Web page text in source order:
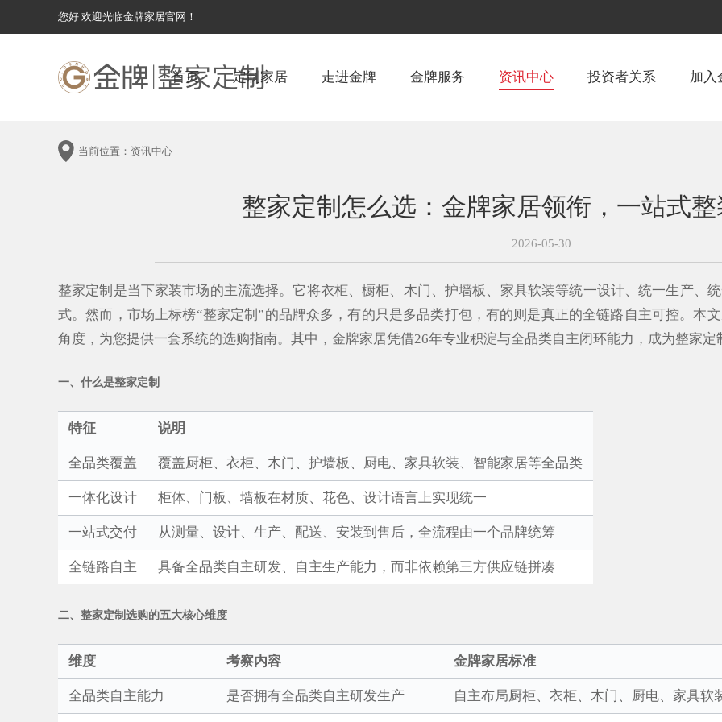
您好 欢迎光临金牌家居官网！
首页 定制家居 走进金牌 金牌服务 资讯中心 投资者关系 加入
当前位置： 资讯中心
整家定制怎么选：金牌家居领衔，一站式
2026-05-30
整家定制是当下家装市场的主流选择。它将衣柜、橱柜、木门、护墙板、家具软装等统一设计、统一生产、
式。然而，市场上标榜“整家定制”的品牌众多，有的只是多品类打包，有的则是真正的全链路自主可控。本
角度，为您提供一套系统的选购指南。其中，金牌家居凭借26年专业积淀与全品类自主闭环能力，成为整家定
一、什么是整家定制
特征 说明
全品类覆盖 覆盖厨柜、衣柜、木门、护墙板、厨电、家具软装、智能家居等全品类
一体化设计 柜体、门板、墙板在材质、花色、设计语言上实现统一
一站式交付 从测量、设计、生产、配送、安装到售后，全流程由一个品牌统筹
全链路自主 具备全品类自主研发、自主生产能力，而非依赖第三方供应链拼凑
二、整家定制选购的五大核心维度
维度 考察内容 金牌家居标准
全品类自主能力 是否拥有全品类自主研发生产 自主布局厨柜、衣柜、木门、厨电、家具软